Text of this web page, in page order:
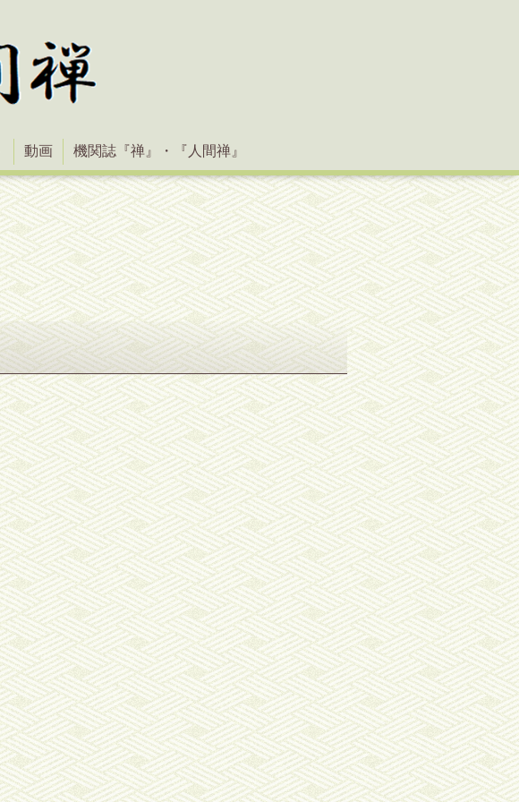
動画 機関誌『禅』・『人間禅』